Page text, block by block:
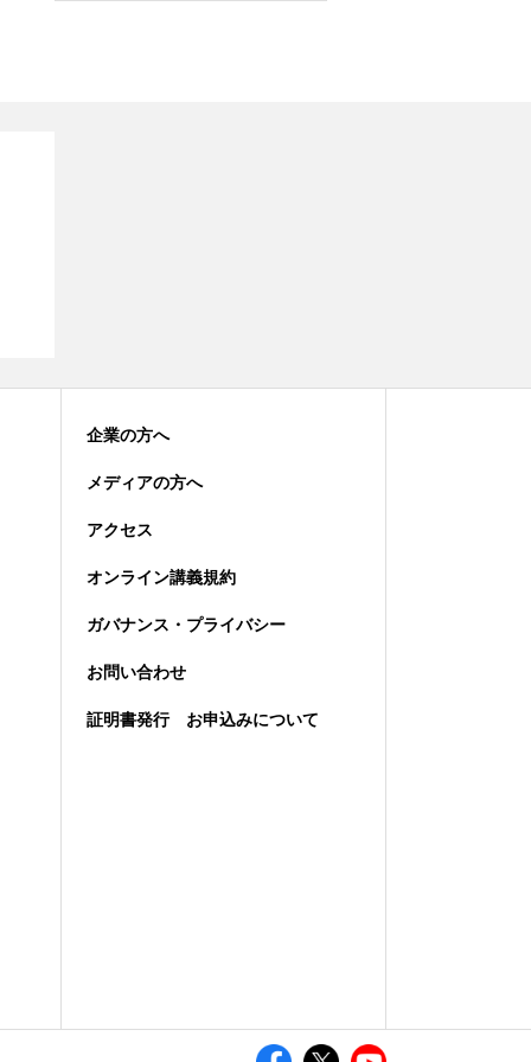
企業の方へ
メディアの方へ
アクセス
オンライン講義規約
ガバナンス・プライバシー
お問い合わせ
証明書発行 お申込みについて